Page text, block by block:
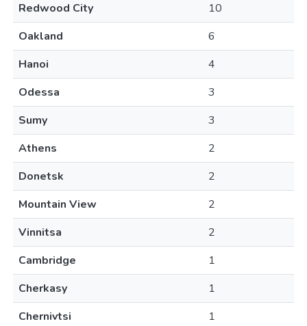
Redwood City
10
Oakland
6
Hanoi
4
Odessa
3
Sumy
3
Athens
2
Donetsk
2
Mountain View
2
Vinnitsa
2
Cambridge
1
Cherkasy
1
Chernivtsi
1